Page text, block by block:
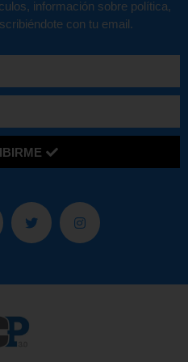
información sobre política,
con tu email.